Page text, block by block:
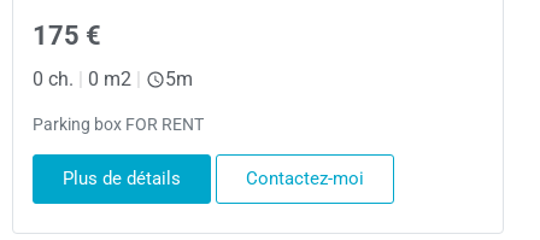
175 €
0 ch. 0 m2 5m
Parking box FOR RENT
Plus de détails Contactez-moi